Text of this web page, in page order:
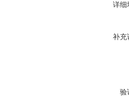
详细
补充
验